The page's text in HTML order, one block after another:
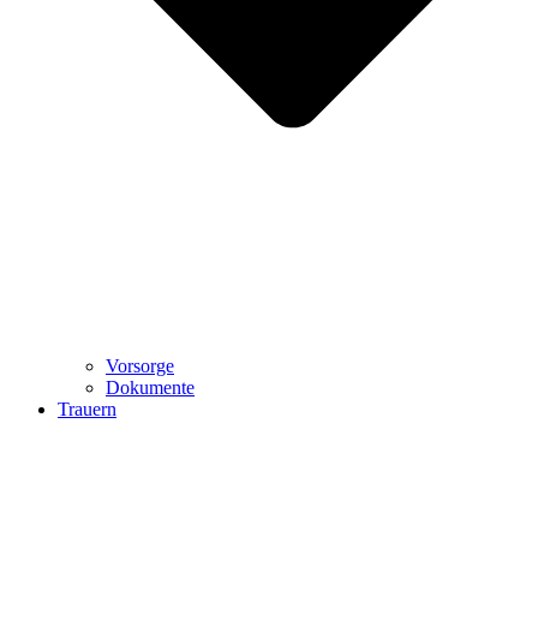
Vorsorge
Dokumente
Trauern